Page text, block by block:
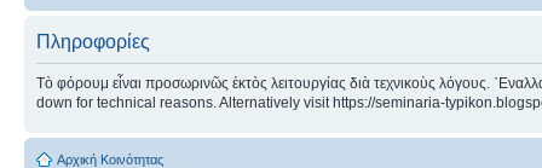
Πληροφορίες
Τὸ φόρουμ εἶναι προσωρινῶς ἐκτὸς λειτουργίας διὰ τεχνικοὺς λόγους.
down for technical reasons. Alternatively visit https://seminaria-
Αρχική Κοινότητας